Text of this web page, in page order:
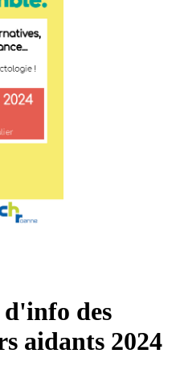
d'info des
aidants 2024